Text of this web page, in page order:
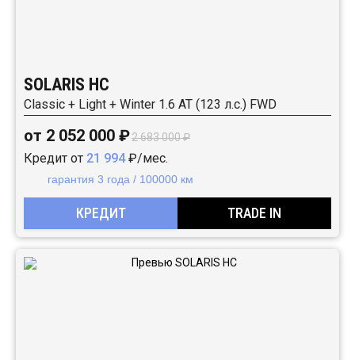
SOLARIS HC
Classic + Light + Winter 1.6 AT (123 л.с.) FWD
от 2 052 000 ₽2 683 000 ₽
Кредит от 21 994₽/мес.
гарантия 3 года / 100000 км
КРЕДИТ TRADE IN